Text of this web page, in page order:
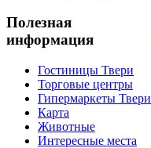
Полезная
информация
Гостиницы Твери
Торговые центры
Гипермаркеты Твери
Карта
Животные
Интересные места